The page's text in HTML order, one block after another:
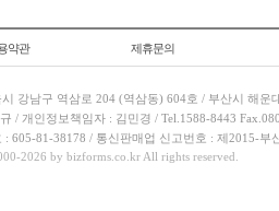
약관 제휴문의
강남구 역삼로 204 (역삼동) 604호 / 부산시 해운
/ 개인정보책임자 : 김민경 / Tel.1588-8443
: 605-81-38178 / 통신판매업 신고번호 : 제2015-부
2026 by bizforms.co.kr All rights reserved.